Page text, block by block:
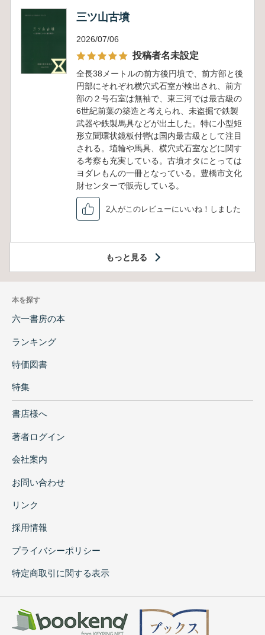
三ツ山古墳
2026/07/06
投稿者名未設定
全長38メートルの前方後円墳で、前方部と後
円部にそれぞれ横穴式石室が検出され、前方
部の２号石室は無袖で、東三河では最古級の
6世紀前葉の築造と考えられ、未盗掘で鉄製
武器や鉄製馬具などが出土した。特に小型矩
形立聞環状鏡板付轡は国内最古級として注目
される。埴輪や馬具、横穴式石室などに関す
る考察も充実している。古墳オタにとっては
ヨダレもんの一冊となっている。豊橋市文化
財センターで販売している。
2人がこのレビューにいいね！しました
もっと見る
本を探す
六一書房の本
ランキング
特価図書
特集
書店様へ
著者ログイン
会社案内
お問い合わせ
リンク
採用情報
プライバシーポリシー
特定商取引に関する表示